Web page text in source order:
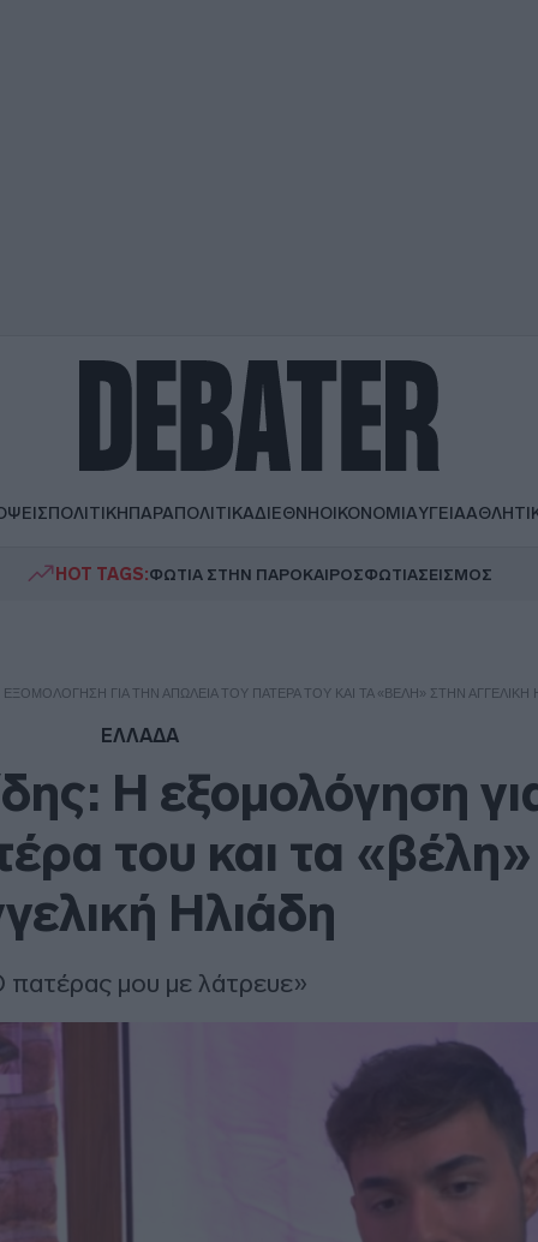
ΠΟΛΙΤΙΚΗΠΑΡΑΠΟΛΙΤΙΚΑΔΙΕΘΝΗΟΙΚΟΝΟΜΙΑΥΓΕΙΑ
HOT TAGS:ΦΩΤΙΑ ΣΤΗΝ ΠΑΡΟΚΑΙΡΟΣΦΩΤΙΑΣΕΙΣΜΟΣ
ΕΞΟΜΟΛΌΓΗΣΗ ΓΙΑ ΤΗΝ ΑΠΏΛΕΙΑ ΤΟΥ ΠΑΤΈΡΑ ΤΟΥ ΚΑΙ ΤΑ «ΒΈΛΗ» ΣΤΗΝ ΑΓΓΕΛΙΚΉ
ΕΛΛΑΔΑ
Η εξομολόγηση
του και τα
Ηλιάδη
πατέρας μου με λάτρευε»